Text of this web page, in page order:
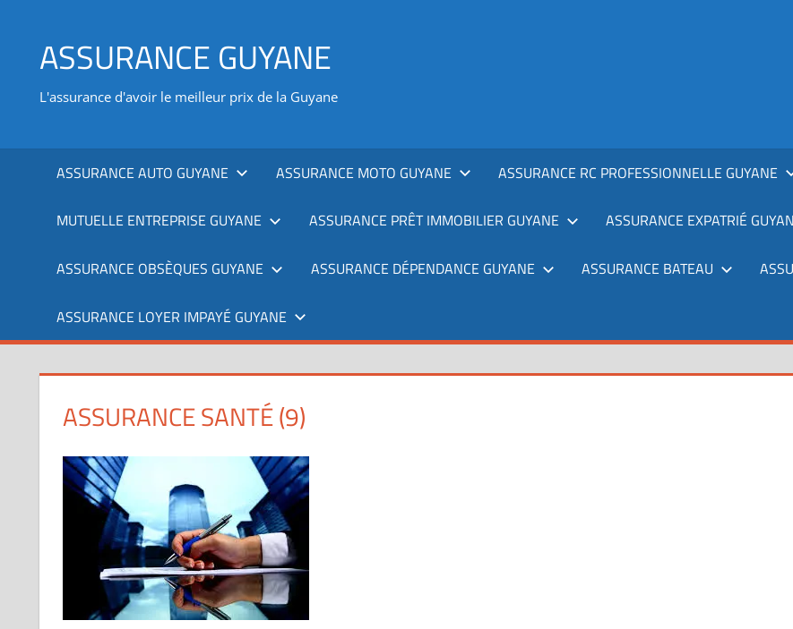
contenuASSURANCE GUYANE
L'assurance d'avoir le meilleur prix de la Guyane
ASSURANCE AUTO GUYANE ASSURANCE MOTO GUYANE ASSURANCE RC PROFESSIONNELLE GUYANE
MUTUELLE ENTREPRISE GUYANE ASSURANCE PRÊT IMMOBILIER GUYANE ASSURANCE EXPATRIÉ
ASSURANCE OBSÈQUES GUYANE ASSURANCE DÉPENDANCE GUYANE ASSURANCE BATEAU
ASSURANCE LOYER IMPAYÉ GUYANE
ASSURANCE SANTÉ (9)